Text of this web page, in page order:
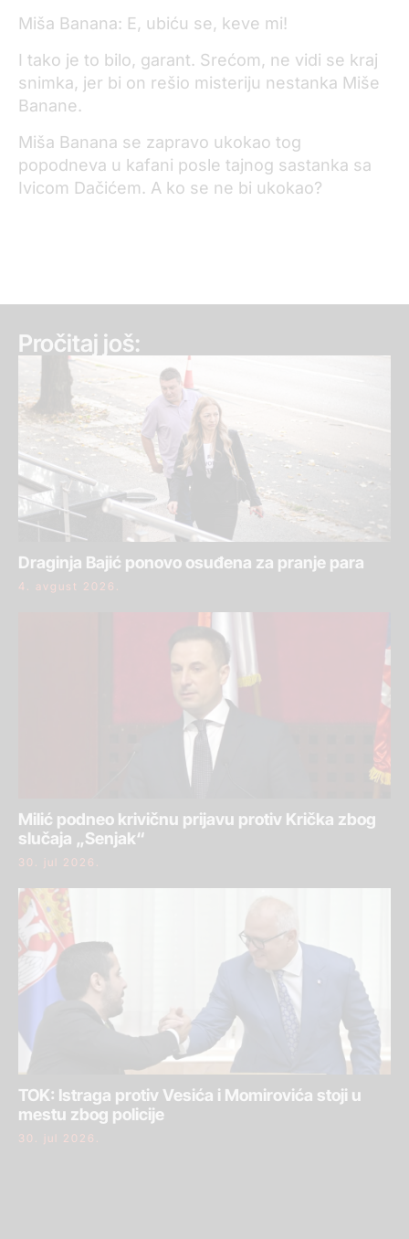
Miša Banana: E, ubiću se, keve mi!
I tako je to bilo, garant. Srećom, ne vidi se kraj
snimka, jer bi on rešio misteriju nestanka Miše
Banane.
Miša Banana se zapravo ukokao tog
popodneva u kafani posle tajnog sastanka sa
Ivicom Dačićem. A ko se ne bi ukokao?
Pročitaj još:
Draginja Bajić ponovo osuđena za pranje para
4. avgust 2026.
Milić podneo krivičnu prijavu protiv Krička zbog
slučaja „Senjak“
30. jul 2026.
TOK: Istraga protiv Vesića i Momirovića stoji u
mestu zbog policije
30. jul 2026.